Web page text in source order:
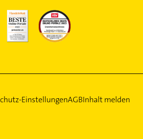
EinstellungenAGBInhalt melden